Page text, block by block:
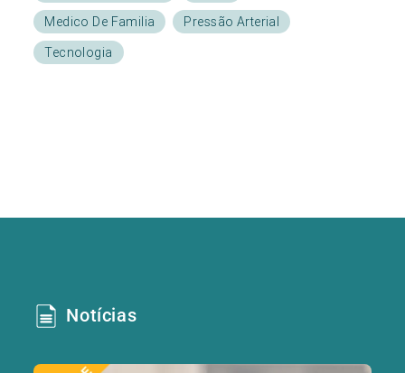
Medico De Familia
Pressão Arterial
Tecnologia
Notícias